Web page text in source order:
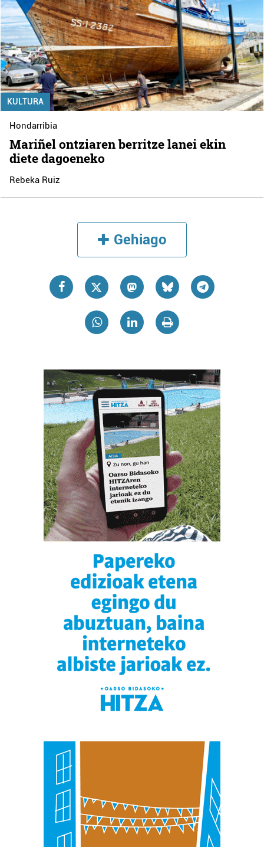
KULTURA
Hondarribia
Mariñel ontziaren berritze lanei ekin
diete dagoeneko
Rebeka Ruiz
Gehiago